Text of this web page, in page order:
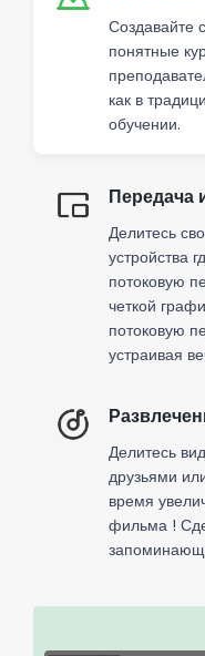
Создавайте
понятные
как в
обучении.
Передача
Делитесь
устройства
потоковую
четкой
потоковую
устраивая
Делитесь
друзьями
время
фильма !